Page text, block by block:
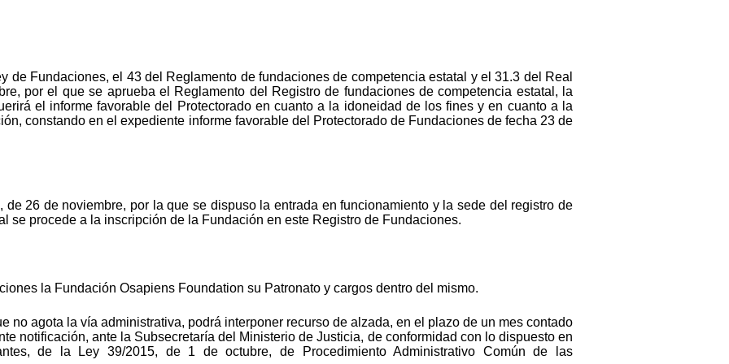
de Fundaciones, el 43 del Reglamento de fundaciones de competencia estatal y el 31.3 del Real
por el que se aprueba el Reglamento del Registro de fundaciones de competencia estatal, la
el informe favorable del Protectorado en cuanto a la idoneidad de los fines y en cuanto a la
constando en el expediente informe favorable del Protectorado de Fundaciones de fecha 23 de
de 26 de noviembre, por la que se dispuso la entrada en funcionamiento y la sede del registro de
se procede a la inscripción de la Fundación en este Registro de Fundaciones.
la Fundación Osapiens Foundation su Patronato y cargos dentro del mismo.
no agota la vía administrativa, podrá interponer recurso de alzada, en el plazo de un mes contado
notificación, ante la Subsecretaría del Ministerio de Justicia, de conformidad con lo dispuesto en
de la Ley 39/2015, de 1 de octubre, de Procedimiento Administrativo Común de las